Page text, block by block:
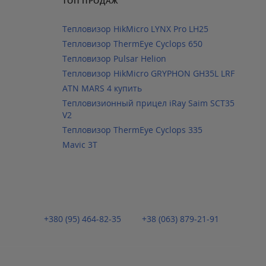
Тепловизор HikMicro LYNX Pro LH25
Тепловизор ThermEye Cyclops 650
Тепловизор Pulsar Helion
Тепловизор HikMicro GRYPHON GH35L LRF
ATN MARS 4 купить
Тепловизионный прицел iRay Saim SCT35
V2
Тепловизор ThermEye Cyclops 335
Mavic 3T
+380 (95) 464-82-35 +38 (063) 879-21-91